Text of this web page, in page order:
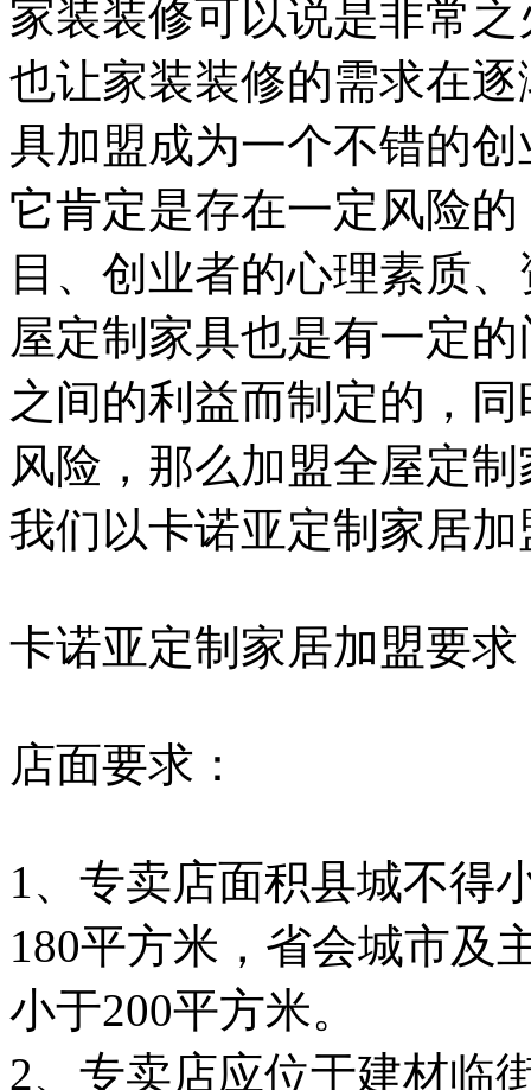
家装装修可以说是非常
也让家装装修的需求在
具加盟成为一个不错的
它肯定是存在一定风险
目、创业者的心理素质
屋定制家具也是有一定
之间的利益而制定的，
风险，那么加盟全屋定
我们以卡诺亚定制家居
卡诺亚定制家居加盟要求
店面要求：
1、专卖店面积县城不得
180平方米，省会城市及
小于200平方米。
2、专卖店应位于建材临